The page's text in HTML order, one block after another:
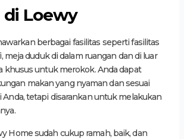
Loewy
berbagai fasilitas seperti fasilitas
meja duduk di dalam ruangan dan di luar
khusus untuk merokok. Anda dapat
makan yang nyaman dan sesuai
tetapi disarankan untuk melakukan
Home sudah cukup ramah, baik, dan